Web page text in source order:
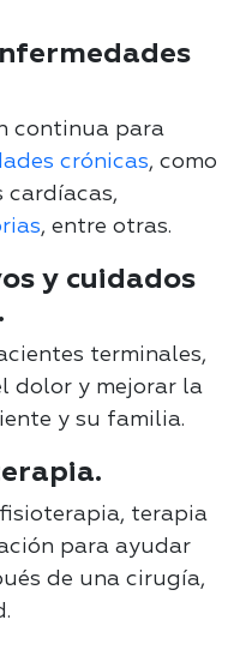
continua para
crónicas, como
cardíacas,
, entre otras.
y cuidados
terminales,
dolor y mejorar la
y su familia.
terapia
para ayudar
de una cirugía,